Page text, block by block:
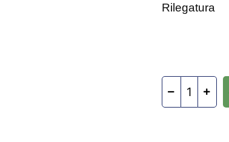
Rilegatura